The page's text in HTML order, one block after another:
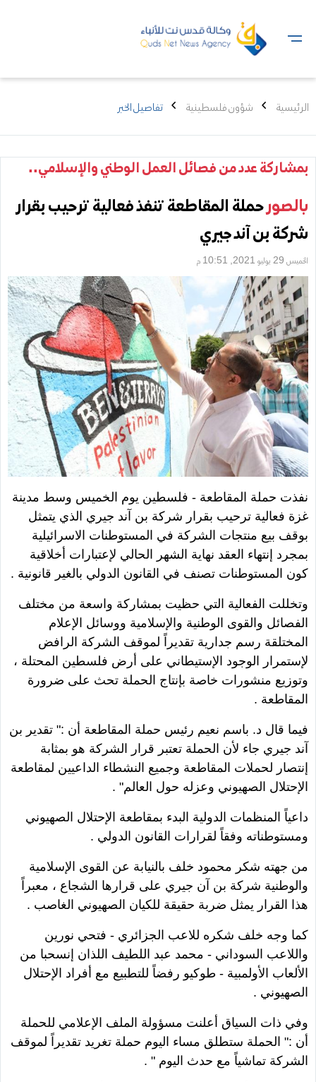
الرئيسية شؤون فلسطينية تفاصيل الخبر
بمشاركة عدد من فصائل العمل الوطني والإسلامي..
بالصورحملة المقاطعة تنفذ فعالية ترحيب بقرار
شركة بن آند جيري
الخميس 29 يوليو 2021, 10:51 م
نفذت حملة المقاطعة - فلسطين يوم الخميس وسط مدينة
غزة فعالية ترحيب بقرار شركة بن آند جيري الذي يتمثل
بوقف بيع منتجات الشركة في المستوطنات الاسرائيلية
بمجرد إنتهاء العقد نهاية الشهر الحالي لإعتبارات أخلاقية
كون المستوطنات تصنف في القانون الدولي بالغير قانونية .
وتخللت الفعالية التي حظيت بمشاركة واسعة من مختلف
الفصائل والقوى الوطنية والإسلامية ووسائل الإعلام
المختلقة رسم جدارية تقديراً لموقف الشركة الرافض
لإستمرار الوجود الإستيطاني على أرض فلسطين المحتلة ،
وتوزيع منشورات خاصة بإنتاج الحملة تحث على ضرورة
المقاطعة .
فيما قال د. باسم نعيم رئيس حملة المقاطعة أن :" تقدير بن
آند جيري جاء لأن الحملة تعتبر قرار الشركة هو بمثابة
إنتصار لحملات المقاطعة وجميع النشطاء الداعيين لمقاطعة
الإحتلال الصهيوني وعزله حول العالم" .
داعياً المنظمات الدولية البدء بمقاطعة الإحتلال الصهيوني
ومستوطناته وفقاً لقرارات القانون الدولي .
من جهته شكر محمود خلف بالنيابة عن القوى الإسلامية
والوطنية شركة بن آن جيري على قرارها الشجاع ، معبراً
هذا القرار يمثل ضربة حقيقة للكيان الصهيوني الغاصب .
كما وجه خلف شكره للاعب الجزائري - فتحي نورين
واللاعب السوداني - محمد عبد اللطيف اللذان إنسحبا من
الألعاب الأولمبية - طوكيو رفضاً للتطبيع مع أفراد الإحتلال
الصهيوني .
وفي ذات السياق أعلنت مسؤولة الملف الإعلامي للحملة
أن :" الحملة ستطلق مساء اليوم حملة تغريد تقديراً لموقف
الشركة تماشياً مع حدث اليوم " .